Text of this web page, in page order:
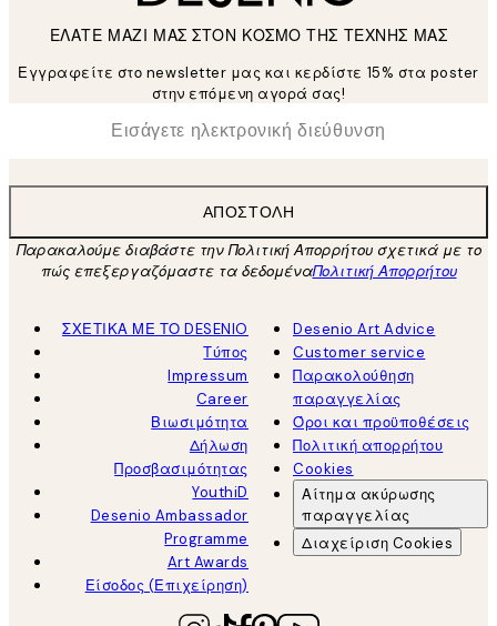
ΕΛΑΤΕ ΜΑΖΙ ΜΑΣ ΣΤΟΝ ΚΟΣΜΟ ΤΗΣ ΤΕΧΝΗΣ ΜΑΣ
Εγγραφείτε στο newsletter μας και κερδίστε 15% στα poster
στην επόμενη αγορά σας!
Ηλεκτρονική Διεύθυνση
ΑΠΟΣΤΟΛΉ
Παρακαλούμε διαβάστε την Πολιτική Απορρήτου σχετικά με το
πώς επεξεργαζόμαστε τα δεδομέναΠολιτική Απορρήτου
ΣΧΕΤΙΚΑ ΜΕ ΤΟ DESENIO
Τύπος
Impressum
Career
Βιωσιμότητα
Δήλωση
Προσβασιμότητας
YouthiD
Desenio Ambassador
Programme
Art Awards
Είσοδος (Επιχείρηση)
Desenio Art Advice
Customer service
Παρακολούθηση
παραγγελίας
Όροι και προϋποθέσεις
Πολιτική απορρήτου
Cookies
Αίτημα ακύρωσης
παραγγελίας
Διαχείριση Cookies